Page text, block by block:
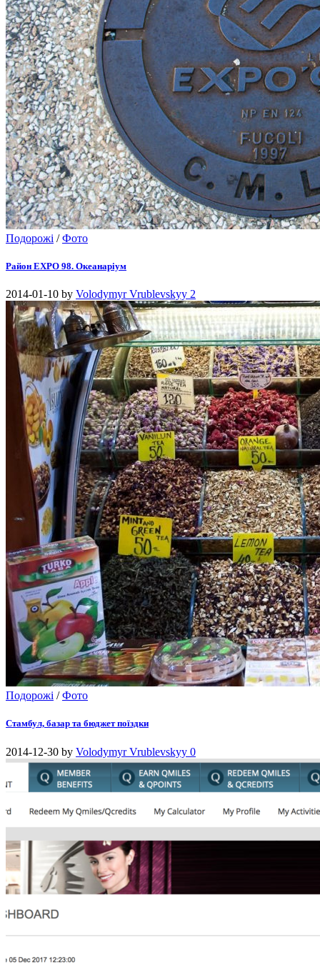
Подорожі /Фото
Район EXPO 98. Океанаріум
2014-01-10 by Volodymyr Vrublevskyy 2
Подорожі /Фото
Стамбул, базар та бюджет поїздки
2014-12-30 by Volodymyr Vrublevskyy 0